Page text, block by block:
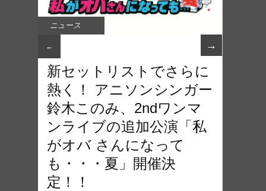
ニュース
← →
新セットリストでさらに
熱く！ アニソンシンガー
鈴木このみ、2ndワンマ
ンライブの追加公演「私
がオバ さんになって
も・・・夏」開催決
定！！